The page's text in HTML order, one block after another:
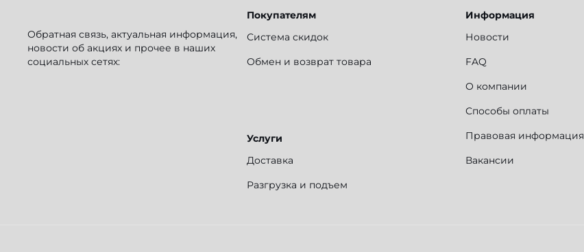
Обратная связь, актуальная информация,
новости об акциях и прочее в наших
социальных сетях:
Покупателям
Система скидок
Обмен и возврат товара
Услуги
Доставка
Разгрузка и подъем
Информация
Новости
FAQ
О компании
Способы оплаты
Правовая информация
Вакансии